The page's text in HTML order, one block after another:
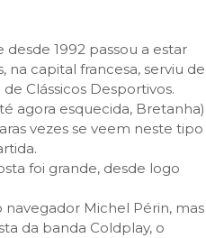
1992 passou a estar
na capital francesa, serviu de
Clássicos Desportivos.
agora esquecida, Bretanha)
vezes se veem neste tipo
foi grande, desde logo
navegador Michel Périn, mas
da banda Coldplay, o